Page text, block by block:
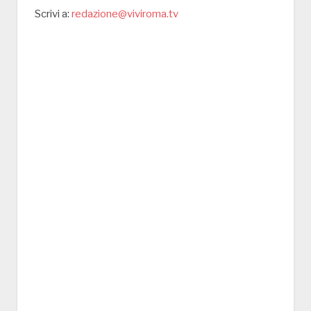
Scrivi a: redazione@viviroma.tv